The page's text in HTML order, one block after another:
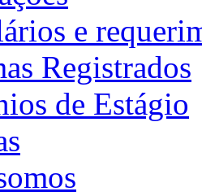
e
Registrados
de Estágio